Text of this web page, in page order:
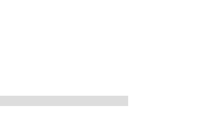
et/ou contention par appareillage rigide externe.
de l'articulation [arthrorise] par matériel